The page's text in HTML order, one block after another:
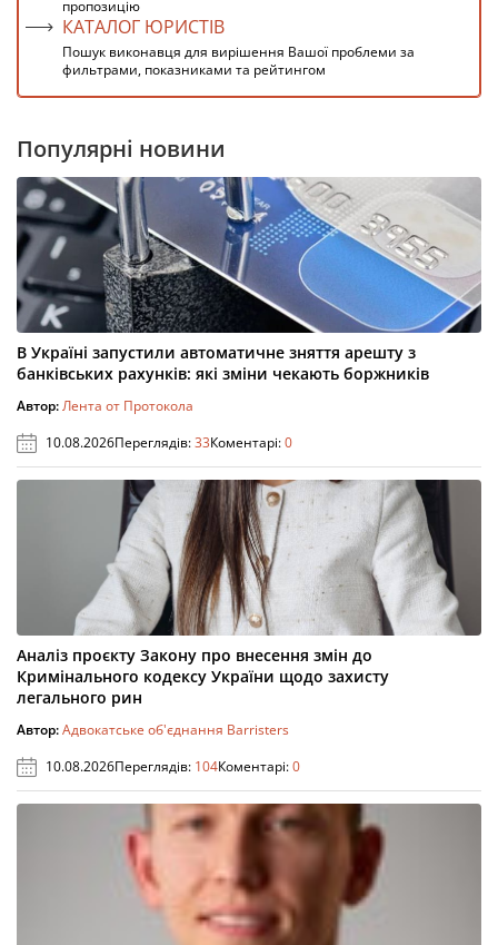
пропозицію
КАТАЛОГ ЮРИСТІВ
Пошук виконавця для вирішення Вашої проблеми за
фильтрами, показниками та рейтингом
Популярні новини
В Україні запустили автоматичне зняття арешту з
банківських рахунків: які зміни чекають боржників
Автор:Лента от Протокола
10.08.2026Переглядів:33Коментарі:0
Аналіз проєкту Закону про внесення змін до
Кримінального кодексу України щодо захисту
легального рин
Автор:Адвокатське об'єднання Barristers
10.08.2026Переглядів: 104Коментарі:0